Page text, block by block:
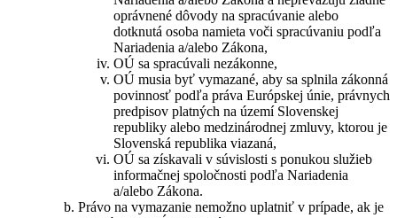
oprávnené dôvody na spracúvanie alebo
dotknutá osoba namieta voči spracúvaniu podľa
Nariadenia a/alebo Zákona,
OÚ sa spracúvali nezákonne,
OÚ musia byť vymazané, aby sa splnila zákonná
povinnosť podľa práva Európskej únie, právnych
predpisov platných na území Slovenskej
republiky alebo medzinárodnej zmluvy, ktorou je
Slovenská republika viazaná,
OÚ sa získavali v súvislosti s ponukou služieb
informačnej spoločnosti podľa Nariadenia
a/alebo Zákona.
Právo na vymazanie nemožno uplatniť v prípade, ak je